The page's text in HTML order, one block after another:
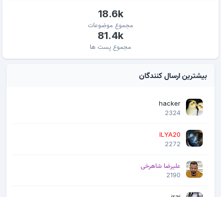
18.6k
مجموع موضوعات
81.4k
مجموع پست ها
بیشترین ارسال کنندگان
hacker
2324
ILYA20
2272
علیرضا شاهرخی
2190